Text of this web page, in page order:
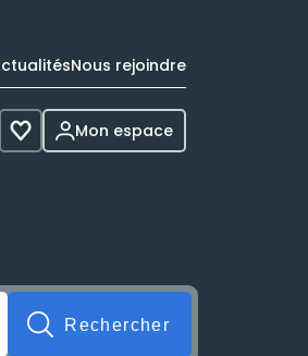
Nous rejoindre
Voir les favoris
Mon espace
du formulaire. Vous
Rechercher